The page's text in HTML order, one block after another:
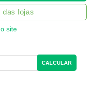
das lojas
site
CALCULAR